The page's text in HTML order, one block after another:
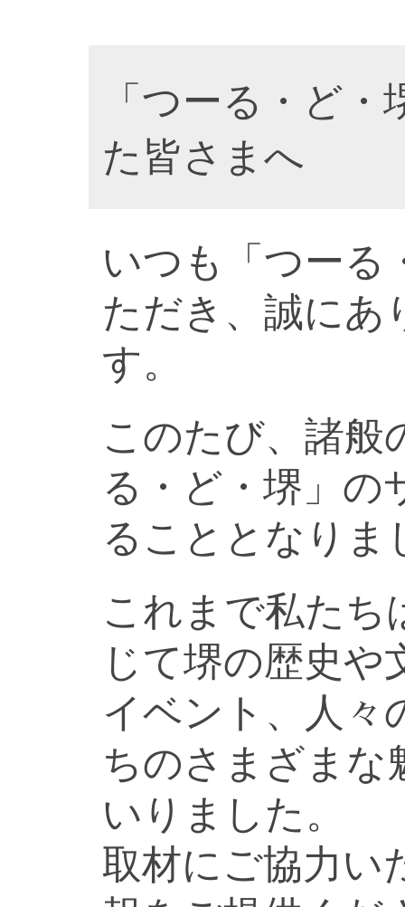
「つーる・ど
た皆さまへ
いつも「つーる
ただき、誠にあ
す。
このたび、諸般
る・ど・堺」の
ることとなりま
これまで私たち
じて堺の歴史や
イベント、人々
ちのさまざまな
いりました。
取材にご協力い